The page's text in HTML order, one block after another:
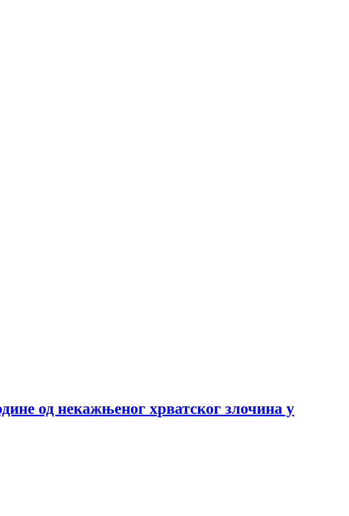
од некажњеног хрватског злочина у